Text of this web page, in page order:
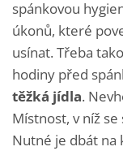
spánkovou
úkonů, které
usínat. Třeba
hodiny před
těžká jídla.
Místnost, v níž
Nutné je dbát na